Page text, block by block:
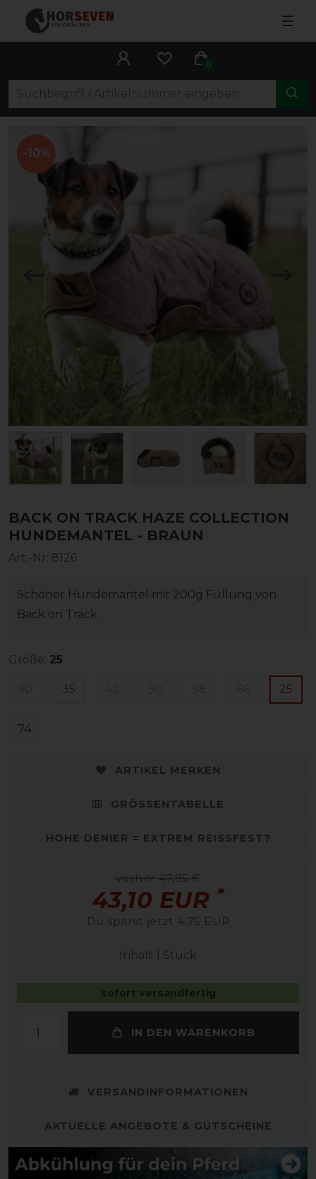
☰
0
-10%
BACK ON TRACK HAZE COLLECTION
HUNDEMANTEL - BRAUN
Art.-Nr: 8126
Schöner Hundemantel mit 200g Füllung von
Back on Track
Größe: 25
35 25
74
ARTIKEL MERKEN
GRÖSSENTABELLE
HOHE DENIER = EXTREM REISSFEST?
vorher 47,85 €
43,10 EUR *
Du sparst jetzt 4,75 EUR
Inhalt 1 Stück
sofort versandfertig
IN DEN WARENKORB
VERSANDINFORMATIONEN
AKTUELLE ANGEBOTE & GUTSCHEINE